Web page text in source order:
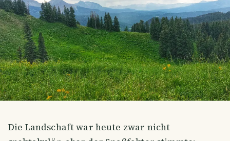
Die Landschaft war heute zwar nicht